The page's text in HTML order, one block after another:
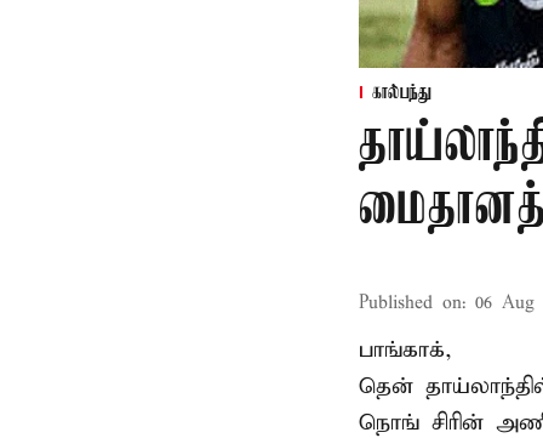
கால்பந்து
Published on: 06 Aug
பாங்காக்,
தென்
நொங் சிரின்